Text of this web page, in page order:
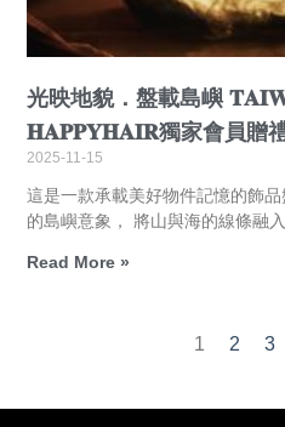
光映地貌．盤載島嶼
𝐇𝐀𝐏𝐏𝐘𝐇𝐀𝐈𝐑獨家會員贈
2025-11-15
這是一款承載美好物件記憶的飾
的島嶼意象， 將山與海的線條融
Read More »
1 2 3